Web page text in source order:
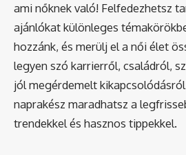
ami nőknek való! Felfedezhetsz
ajánlókat különleges
hozzánk, és merülj el a női élet
legyen szó karrierről, családról,
jól megérdemelt
naprakész maradhatsz a
trendekkel és hasznos tippekkel.